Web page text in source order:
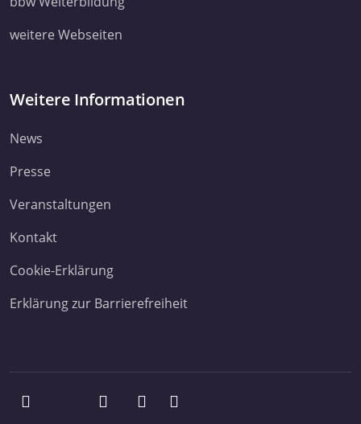
weitere Webseiten
Weitere Informationen
News
Presse
Veranstaltungen
Kontakt
Cookie-Erklärung
Erklärung zur Barrierefreiheit